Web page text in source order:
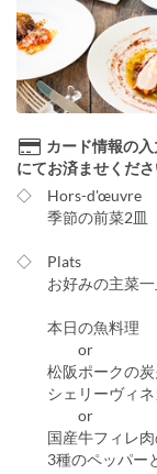
カード情報の
にてお済ませくださ
◇ Hors-d'œuvre
季節の前菜2皿
◇ Plats
お好みの主菜一
本日の魚料理
or
松阪ポークの炭
シェリーヴィネ
or
国産牛フィレ肉
3種のペッパーと